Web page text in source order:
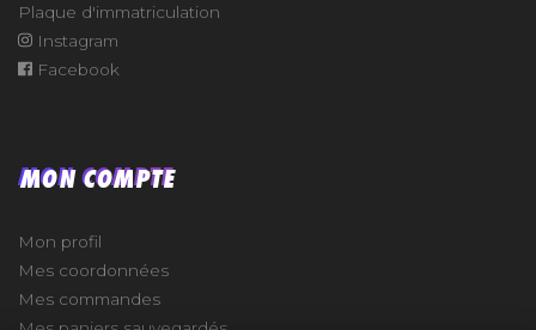
Plaque d'immatriculation
Instagram
Facebook
MON COMPTE
Mon profil
Mes coordonnées
Mes commandes